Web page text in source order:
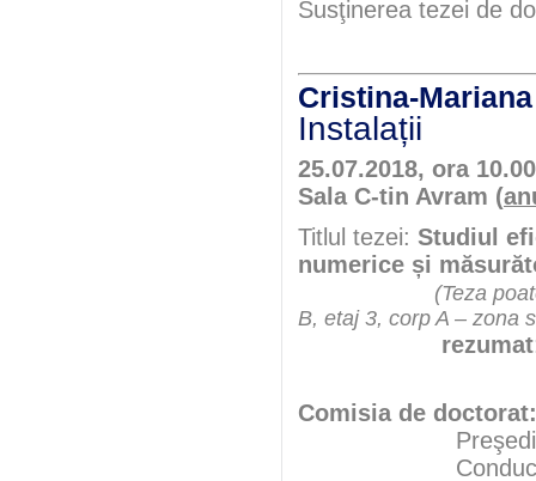
Susţinerea tezei de
Cristina-
Instalații
25.07.2018, ora
Sala C-tin Avram (
Titlul tezei: Studiul
numerice și
(Teza
B, etaj 3, corp A – zona
rezumat
Comisia de doctorat:
Conducător